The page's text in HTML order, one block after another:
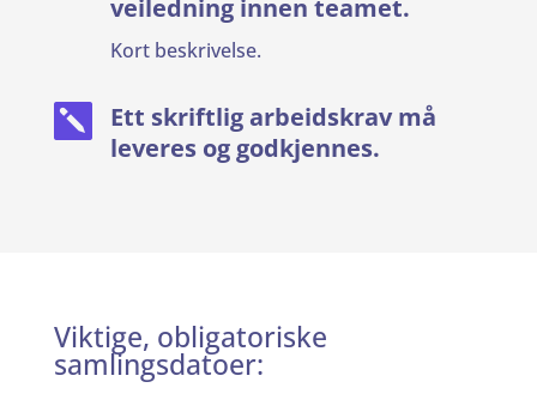
veiledning innen teamet.
Kort beskrivelse.

Ett skriftlig arbeidskrav må
leveres og godkjennes.
Viktige, obligatoriske
samlingsdatoer: